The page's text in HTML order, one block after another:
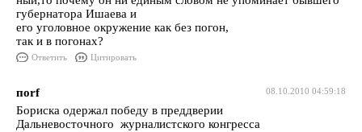
губернатора Ишаева и
его уголовное окружение как без погон,
так и в погонах?
Ответить Цитировать
08.10.2010 04:59:18
поrf
Бориска одержал победу в преддверии
Дальневосточного журналистского конгресса